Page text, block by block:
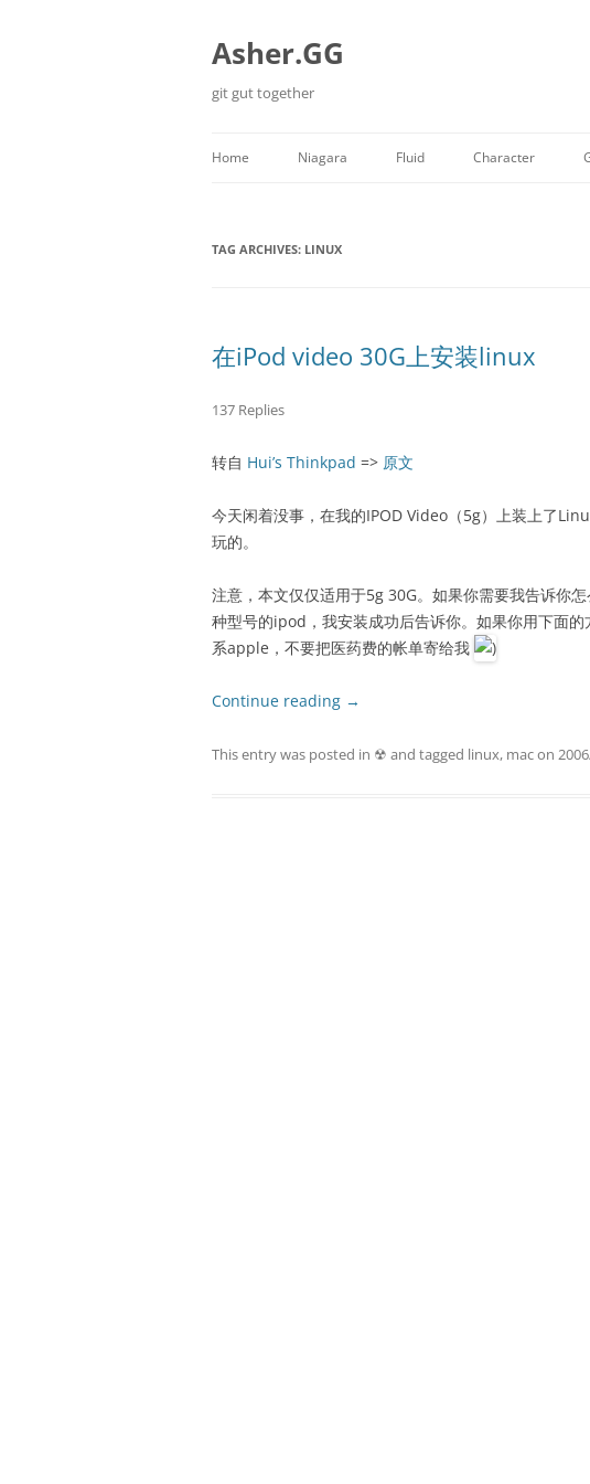
content
Asher.GG
git gut together
Home Niagara Fluid Character
TAG ARCHIVES: LINUX
在iPod video 30G上安装linux
137 Replies
转自 Hui’s Thinkpad => 原文
今天闲着没事，在我的IPOD Video（5g）上装上了
玩的。
注意，本文仅仅适用于5g 30G。如果你需要我告诉你
种型号的ipod，我安装成功后告诉你。如果你用下面
系apple，不要把医药费的帐单寄给我
Continue reading →
This entry was posted in ☢ and tagged linux, macon